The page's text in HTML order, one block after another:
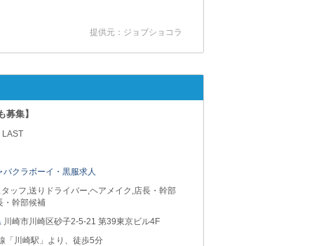
提供元：ジョブショコラ
集】
LAST
バクラボーイ・黒服求人
ッフ,送りドライバー,ヘアメイク,店長・幹部
・幹部候補
川崎市川崎区砂子2-5-21 第39東京ビル4F
「川崎駅」より、徒歩5分